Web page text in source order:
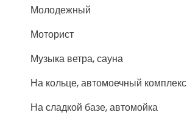
Молодежный
Моторист
Музыка ветра, сауна
На кольце, автомоечный комплекс
На сладкой базе, автомойка